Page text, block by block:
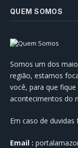
QUEM SOMOS
Somos um dos
região, estamos
você, para que
acontecimentos do
Em caso de duvidas
Email :